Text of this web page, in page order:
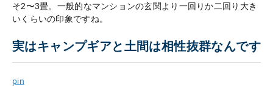
そ2〜3畳。一般的なマンションの玄関より一回りか二回り大き
いくらいの印象ですね。
実はキャンプギアと土間は相性抜群なんです
pin